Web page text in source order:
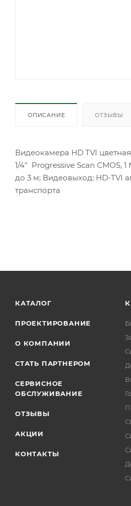
ОПИСАНИЕ ОТЗЫВЫ
Видеокамера HD TVI
1/4" Progressive Scan CMOS,
до 3 м; Видеовыход: HD-TVI
транспорта
КАТАЛОГ
ПРОЕКТИРОВАНИЕ
О КОМПАНИИ
СТАТЬ ПАРТНЕРОМ
СЕРВИСНОЕ
ОБСЛУЖИВАНИЕ
ОТЗЫВЫ
АКЦИИ
КОНТАКТЫ